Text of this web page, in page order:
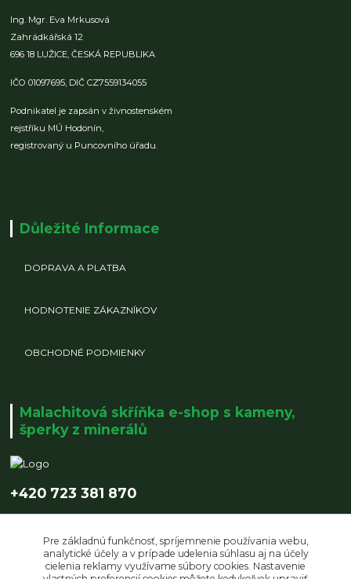
Ing. Mgr. Eva Mrkusová
Zahrádkářská 12
696 18 LUŽICE,ČESKÁ REPUBLIKA
IČO 01097695, DIČ CZ7559134055
Podnikatel je zapsán v živnostenském
rejstříku MÚ Hodonín,
registrovaný u Puncovního úřadu.
Důležité Informace
DOPRAVA A PLATBA
HODNOTENIE ZÁKAZNÍKOV
OBCHODNÉ PODMIENKY
Malachitová skříňka e-shop s kameny,
šperky z minerálů
+420 723 381 870
Pre základnú funkčnosť, spríjemnenie používania webu,
analytické účely a v prípade udelenia súhlasu aj na účely
cielenia reklamy využívame súbory cookies. Nastavenie